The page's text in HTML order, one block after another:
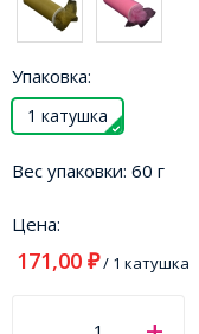
Упаковка:
1 катушка
Вес упаковки: 60 г
Цена:
171,00 ₽/ 1 катушка